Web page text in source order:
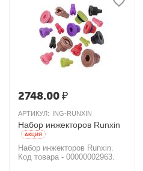
2748.00₽
АРТИКУЛ: ING-RUNXIN
Набор инжекторов Runxin
AКЦИЯ
Набор инжекторов Runxin.
Код товара - 00000002963.